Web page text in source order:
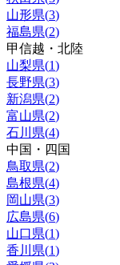
山形県(3)
福島県(2)
甲信越・北陸
山梨県(1)
長野県(3)
新潟県(2)
富山県(2)
石川県(4)
中国・四国
鳥取県(2)
島根県(4)
岡山県(3)
広島県(6)
山口県(1)
香川県(1)